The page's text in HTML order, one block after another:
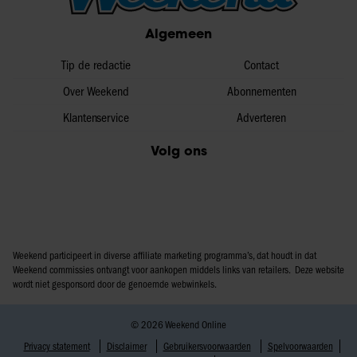
Algemeen
Tip de redactie
Over Weekend
Klantenservice
Contact
Abonnementen
Adverteren
Volg ons
Weekend participeert in diverse affiliate marketing programma’s, dat houdt in dat
Weekend commissies ontvangt voor aankopen middels links van retailers. Deze website
wordt niet gesponsord door de genoemde webwinkels.
© 2026 Weekend Online
Privacy statement
Disclaimer Gebruikersvoorwaarden
Spelvoorwaarden